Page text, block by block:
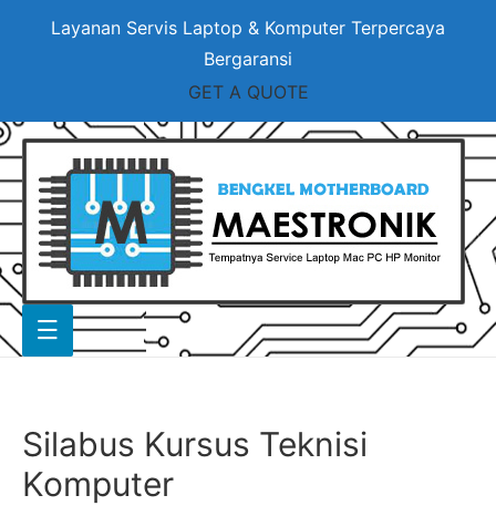
Layanan Servis Laptop & Komputer Terpercaya
Bergaransi
GET A QUOTE
Silabus Kursus Teknisi
Komputer